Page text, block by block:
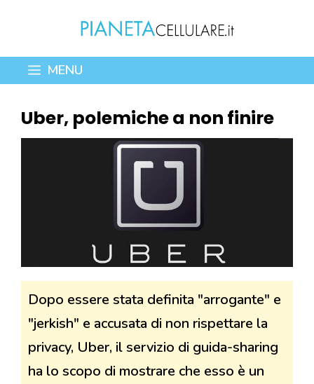
contenuto
MENU
Uber, polemiche a non finire
Dopo essere stata definita "arrogante" e
"jerkish" e accusata di non rispettare la
privacy, Uber, il servizio di guida-sharing
ha lo scopo di mostrare che esso è un